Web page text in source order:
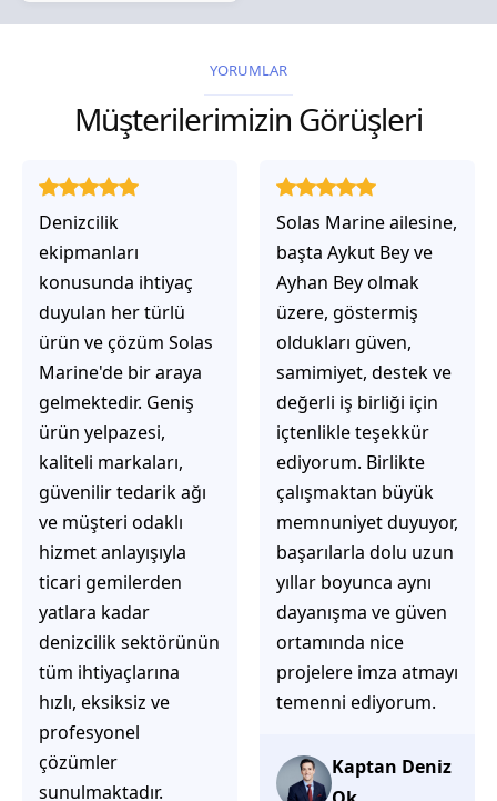
YORUMLAR
Müşterilerimizin Görüşleri
Solas Marine ailesine,
başta Aykut Bey ve
Ayhan Bey olmak
üzere, göstermiş
oldukları güven,
samimiyet, destek ve
değerli iş birliği için
içtenlikle teşekkür
ediyorum. Birlikte
çalışmaktan büyük
memnuniyet duyuyor,
başarılarla dolu uzun
yıllar boyunca aynı
dayanışma ve güven
ortamında nice
projelere imza atmayı
temenni ediyorum.
Kaptan Deniz
Solas Marine ile
çalıştığınızda,
işlerinin gerçekten
çözüm üretmeye
odaklı olduğunu
hemen fark
ediyorsunuz.
İhtiyaçlarınıza hızlı ve
doğru çözümler
sunmaya çalışıyorlar.
Müşteri
memnuniyetini ön
planda tutan
yaklaşımları, ilgili
iletişimleri ve
güvenilir hizmet
anlayışları sayesinde
başarılı bir ekip
olduklarını